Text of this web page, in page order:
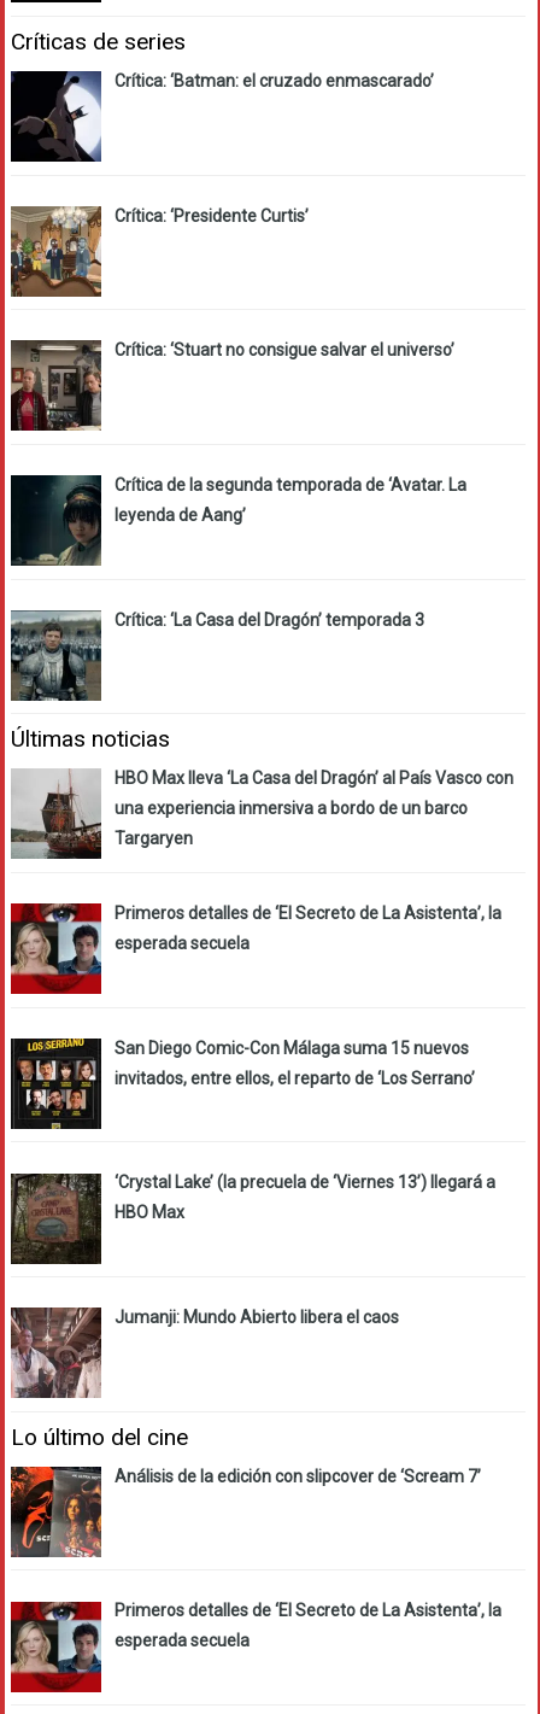
Críticas de series
Crítica: ‘Batman: el cruzado enmascarado’
Crítica: ‘Presidente Curtis’
Crítica: ‘Stuart no consigue salvar el universo’
Crítica de la segunda temporada de ‘Avatar. La
leyenda de Aang’
Crítica: ‘La Casa del Dragón’ temporada 3
Últimas noticias
HBO Max lleva ‘La Casa del Dragón’ al País Vasco con
una experiencia inmersiva a bordo de un barco
Targaryen
Primeros detalles de ‘El Secreto de La Asistenta’, la
esperada secuela
San Diego Comic-Con Málaga suma 15 nuevos
invitados, entre ellos, el reparto de ‘Los Serrano’
‘Crystal Lake’ (la precuela de ‘Viernes 13’) llegará a
HBO Max
Jumanji: Mundo Abierto libera el caos
Lo último del cine
Análisis de la edición con slipcover de ‘Scream 7’
Primeros detalles de ‘El Secreto de La Asistenta’, la
esperada secuela